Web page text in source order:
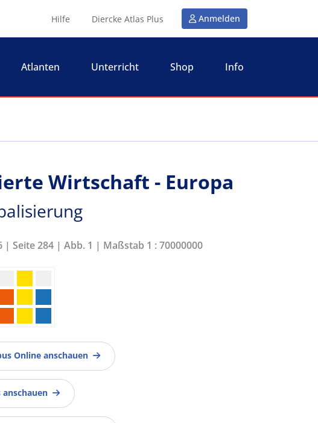
Hilfe Diercke Atlas Plus Anmelden
Atlanten Unterricht Shop Info
Wirtschaft - Europa
| Seite 284 | Abb. 1 | Maßstab 1 : 70000000
Online anschauen